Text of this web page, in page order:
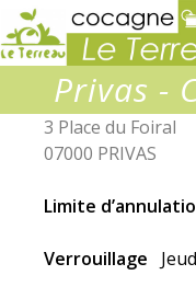
Privas -
3 Place du Foiral
07000 PRIVAS
Limite
Verrouillage